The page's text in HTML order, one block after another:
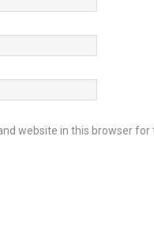
website in this browser for